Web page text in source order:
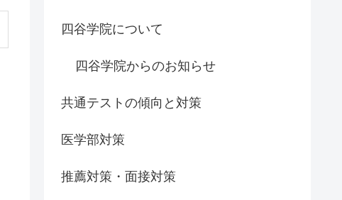
四谷学院について
四谷学院からのお知らせ
共通テストの傾向と対策
医学部対策
推薦対策・面接対策